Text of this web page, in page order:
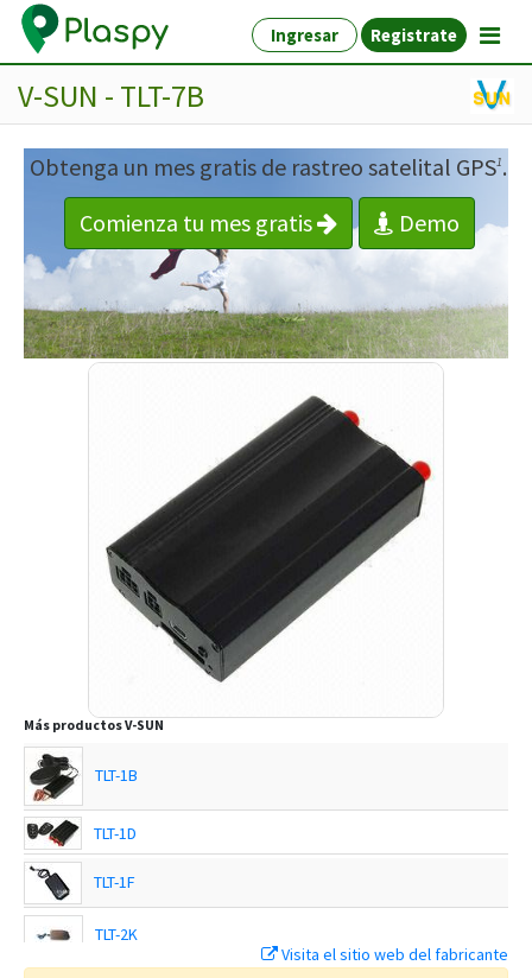
Ingresar Registrate
V-SUN - TLT-7B
Obtenga un mes gratis de rastreo satelital GPS1.
Comienza tu mes gratis
Demo
Más productosV-SUN
TLT-1B
TLT-1D
TLT-1F
TLT-2K
Visita el sitio web del fabricante